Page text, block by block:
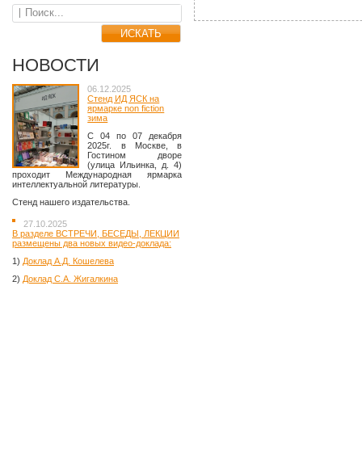
НОВОСТИ
06.12.2025
Стенд ИД ЯСК на
ярмарке non fiction
зима
C 04 по 07 декабря
2025г. в Москве, в
Гостином дворе
(улица Ильинка, д. 4)
проходит Международная ярмарка
интеллектуальной литературы.
Стенд нашего издательства.
27.10.2025
В разделе ВСТРЕЧИ, БЕСЕДЫ, ЛЕКЦИИ
размещены два новых видео-доклада:
1) Доклад А.Д. Кошелева
2) Доклад С.А. Жигалкина